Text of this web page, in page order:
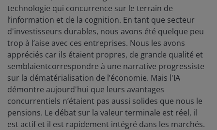
technologie qui concurrence sur le terrain de
l’information et de la cognition. En tant que secteur
d'investisseurs durables, nous avons été quelque peu
trop à l’aise avec ces entreprises. Nous les avons
appréciés car ils étaient propres, de grande qualité et
semblaientcorrespondre à une narrative progressiste
sur la dématérialisation de l’économie. Mais l'IA
démontre aujourd'hui que leurs avantages
concurrentiels n’étaient pas aussi solides que nous le
pensions. Le débat sur la valeur terminale est réel, il
est actif et il est rapidement intégré dans les marchés.